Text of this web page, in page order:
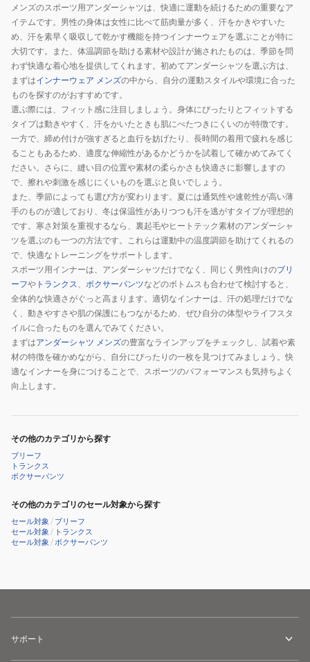
メンズのスポーツ用アンダーシャツは、快適に運動を続けるための重要なア
イテムです。男性の身体は女性に比べて筋肉量が多く、汗をかきやすいた
め、汗を素早く吸収して乾かす機能を持つインナーウェアを選ぶことが特に
大切です。また、体温調節を助ける素材や設計が施されたものは、季節を問
わず快適な着心地を提供してくれます。初めてアンダーシャツを選ぶ方は、
まずはインナーウェア メンズの中から、自分の運動スタイルや環境に合った
ものを探すのがおすすめです。
選ぶ際には、フィット感に注目しましょう。身体にぴったりとフィットする
タイプは動きやすく、汗をかいたときも肌にべたつきにくいのが特徴です。
一方で、締め付けが強すぎると血行を妨げたり、長時間の着用で疲れを感じ
ることもあるため、適度な伸縮性があるかどうかを試着して確かめてみてく
ださい。さらに、縫い目の位置や素材の柔らかさも快適さに影響しますの
で、擦れや刺激を感じにくいものを選ぶと良いでしょう。
また、季節によっても選び方が変わります。夏には通気性や速乾性が高い薄
手のものが適しており、冬は保温性がありつつも汗を逃がすタイプが理想的
です。寒さ対策を重視するなら、裏起毛やヒートテック素材のアンダーシャ
ツを選ぶのも一つの方法です。これらは運動中の温度調節を助けてくれるの
で、快適なトレーニングをサポートします。
スポーツ用インナーは、アンダーシャツだけでなく、同じく男性向けのブリ
ーフや トランクス、 ボクサーパンツなどのボトムスも合わせて検討すると、
全体的な快適さがぐっと高まります。適切なインナーは、汗の処理だけでな
く、動きやすさや肌の保護にもつながるため、ぜひ自分の体型やライフスタ
イルに合ったものを選んでみてください。
まずはアンダーシャツ メンズの豊富なラインアップをチェックし、試着や素
材の特徴を確かめながら、自分にぴったりの一枚を見つけてみましょう。快
適なインナーを身につけることで、スポーツのパフォーマンスも気持ちよく
向上します。
その他のカテゴリから探す
ブリーフ
トランクス
ボクサーパンツ
その他のカテゴリのセール対象から探す
セール対象 / ブリーフ
セール対象 / トランクス
セール対象 /ボクサーパンツ
サポート